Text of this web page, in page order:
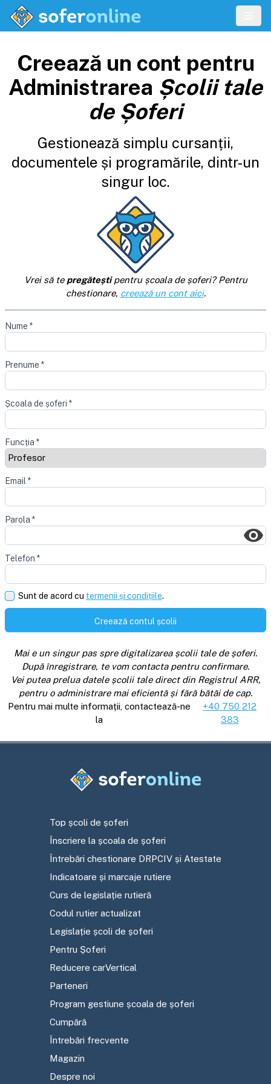
Creează un cont pentru
Administrarea Școlii tale
de Șoferi
Gestionează simplu cursanții,
documentele și programările, dintr-un
singur loc.
Vrei să te pregăteștipentru școala de șoferi? Pentru
chestionare, creează un cont aici.
Nume *
Prenume *
Școala de șoferi *
Funcția *
Email *
Parola *
Telefon *
Sunt de acord cu termenii și condițiile.
Creează contul școlii
Mai e un singur pas spre digitalizarea școlii tale de șoferi.
După înregistrare, te vom contacta pentru confirmare.
Vei putea prelua datele școlii tale direct din Registrul ARR,
pentru o administrare mai eficientă și fără bătăi de cap.
Pentru mai multe informații, contactează-ne
la
+40 750 212
383
Top școli de șoferi
Înscriere la școala de șoferi
Întrebări chestionare DRPCIV și Atestate
Indicatoare și marcaje rutiere
Curs de legislație rutieră
Codul rutier actualizat
Legislație școli de șoferi
Pentru Șoferi
Reducere carVertical
Parteneri
Program gestiune școala de șoferi
Cumpără
Întrebări frecvente
Magazin
Despre noi